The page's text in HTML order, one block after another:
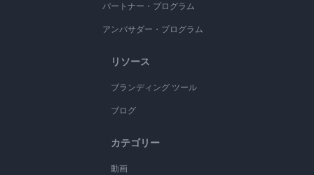
パートナー・プログラム
アンバサダー・プログラム
リソース
ブランディング ツール
ブログ
カテゴリー
動画